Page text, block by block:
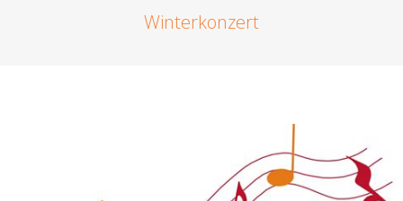
Winterkonzert